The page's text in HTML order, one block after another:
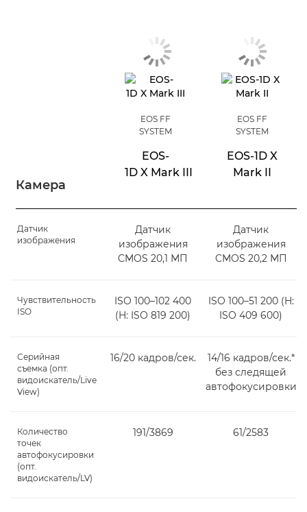
Камера
EOS FF
SYSTEM
EOS-
1D X Mark III
EOS FF
SYSTEM
EOS-1D X
Mark II
Датчик
изображения
Датчик
изображения
CMOS 20,1 МП
Датчик
изображения
CMOS 20,2 МП
Чувствительность
ISO
ISO 100–102 400
(H: ISO 819 200)
ISO 100–51 200 (H:
ISO 409 600)
Серийная
съемка (опт.
видоискатель/Live
View)
16/20 кадров/сек.
14/16 кадров/сек.*
без следящей
автофокусировки
Количество
точек
автофокусировки
(опт.
видоискатель/LV)
191/3869 61/2583